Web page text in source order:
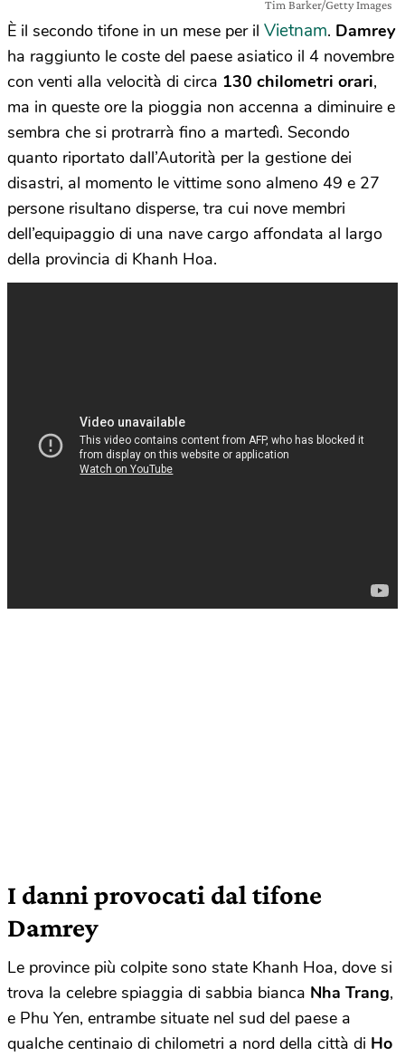
Tim Barker/Getty Images
È il secondo tifone in un mese per il Vietnam. Damrey
ha raggiunto le coste del paese asiatico il 4 novembre
con venti alla velocità di circa 130 chilometri orari,
ma in queste ore la pioggia non accenna a diminuire e
sembra che si protrarrà fino a martedì. Secondo
quanto riportato dall’Autorità per la gestione dei
disastri, al momento le vittime sono almeno 49 e 27
persone risultano disperse, tra cui nove membri
dell’equipaggio di una nave cargo affondata al largo
della provincia di Khanh Hoa.
I danni provocati dal tifone
Damrey
Le province più colpite sono state Khanh Hoa, dove si
trova la celebre spiaggia di sabbia bianca Nha Trang,
e Phu Yen, entrambe situate nel sud del paese a
qualche centinaio di chilometri a nord della città di Ho